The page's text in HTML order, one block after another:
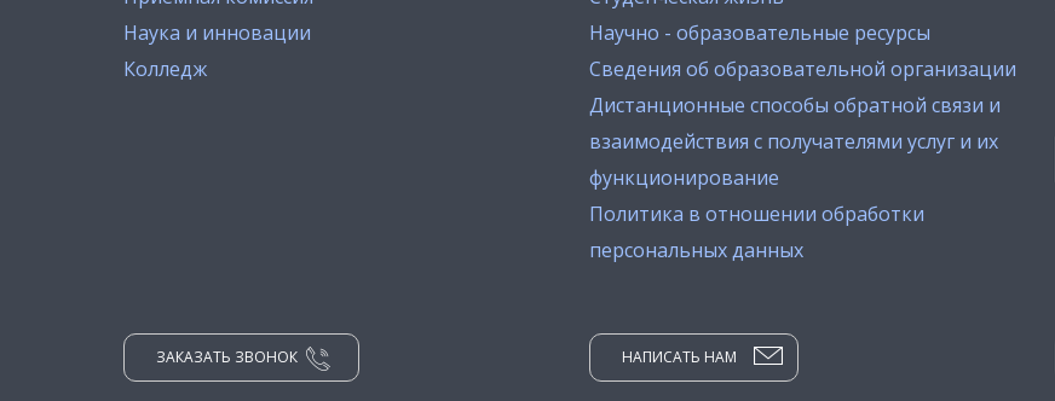
Наука и инновации
Колледж
Научно - образовательные ресурсы
Сведения об образовательной организации
Дистанционные способы обратной связи и
взаимодействия с получателями услуг и их
функционирование
Политика в отношении обработки
персональных данных
ЗАКАЗАТЬ ЗВОНОК НАПИСАТЬ НАМ